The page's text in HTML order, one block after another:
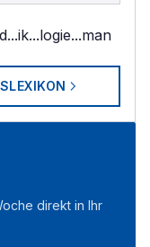
...ik...logie...man
direkt in Ihr